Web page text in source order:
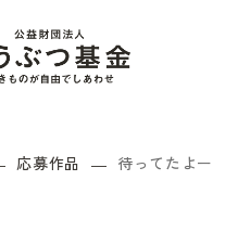
応募作品 待ってたよー